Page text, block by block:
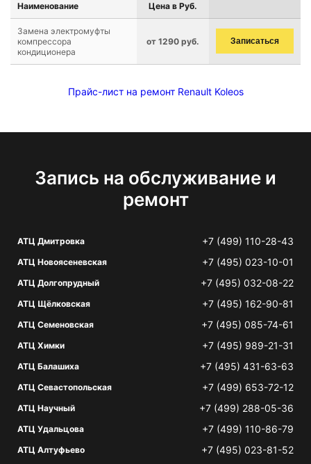
Наименование Цена в Руб.
Замена электромуфты
компрессора
кондиционера
от 1290 руб. Записаться
Прайс-лист на ремонт Renault Koleos
Запись на обслуживание и
ремонт
АТЦ Дмитровка +7 (499) 110-28-43
АТЦ Новоясеневская +7 (495) 023-10-01
АТЦ Долгопрудный +7 (495) 032-08-22
АТЦ Щёлковская +7 (495) 162-90-81
АТЦ Семеновская +7 (495) 085-74-61
АТЦ Химки +7 (495) 989-21-31
АТЦ Балашиха +7 (495) 431-63-63
АТЦ Севастопольская +7 (499) 653-72-12
АТЦ Научный +7 (499) 288-05-36
АТЦ Удальцова +7 (499) 110-86-79
АТЦ Алтуфьево +7 (495) 023-81-52